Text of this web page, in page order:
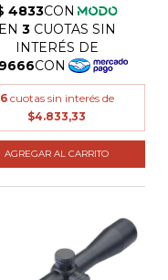
6 cuotas sin interés de
$4.833,33